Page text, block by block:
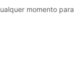
momento para